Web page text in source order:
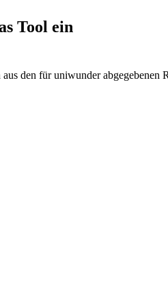
Tool ein
aus den für uniwunder abgegebenen